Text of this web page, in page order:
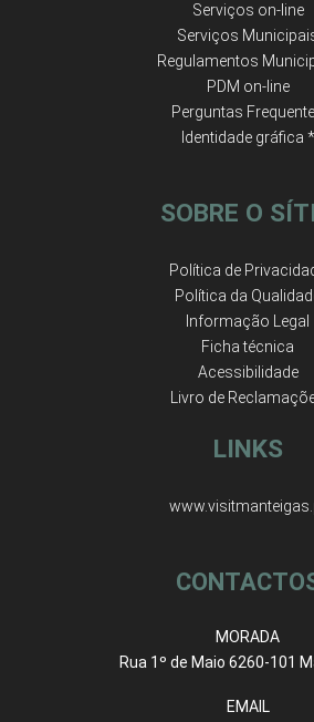
Serviços on-line
Serviços
Regulamentos
PDM on-line
Perguntas
Identidade gráfica *
SOBRE O
Política de
Política da
Informação Legal
Ficha técnica
Acessibilidade
Livro de
LINKS
MORADA
Rua 1º de Maio 6260-101
EMAIL